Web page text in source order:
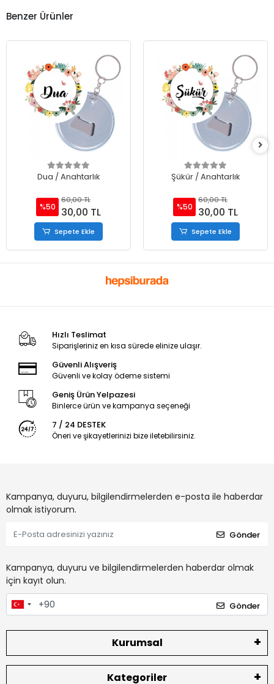
Benzer Ürünler
Dua / Anahtarlık
%50
60,00 TL
30,00 TL
Sepete Ekle
Şükür / Anahtarlık
%50
60,00 TL
30,00 TL
Sepete Ekle
Hızlı Teslimat
Siparişleriniz en kısa sürede elinize ulaşır.
Güvenli Alışveriş
Güvenli ve kolay ödeme sistemi
Geniş Ürün Yelpazesi
Binlerce ürün ve kampanya seçeneği
7 / 24 DESTEK
Öneri ve şikayetlerinizi bize iletebilirsiniz.
Kampanya, duyuru, bilgilendirmelerden e-posta ile haberdar
olmak istiyorum.
Gönder
Kampanya, duyuru ve bilgilendirmelerden haberdar olmak
için kayıt olun.
Gönder
Kurumsal
Kategoriler